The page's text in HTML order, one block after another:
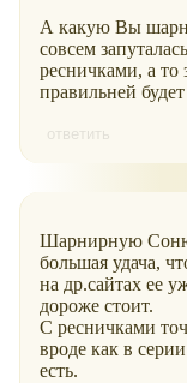
А какую Вы
совсем
ресничками, а то
правильней
ответить
Шарнирную Соню
большая удача,
на др.сайтах ее
дороже стоит.
С ресничками
вроде как в
есть.